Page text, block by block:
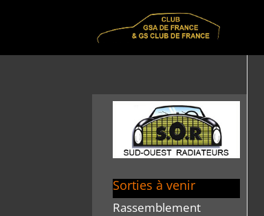
Sorties à venir
Rassemblement